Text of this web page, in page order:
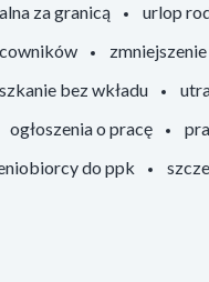
za granicą
urlop
bez wkładu
ogłoszenia o pracę
do ppk